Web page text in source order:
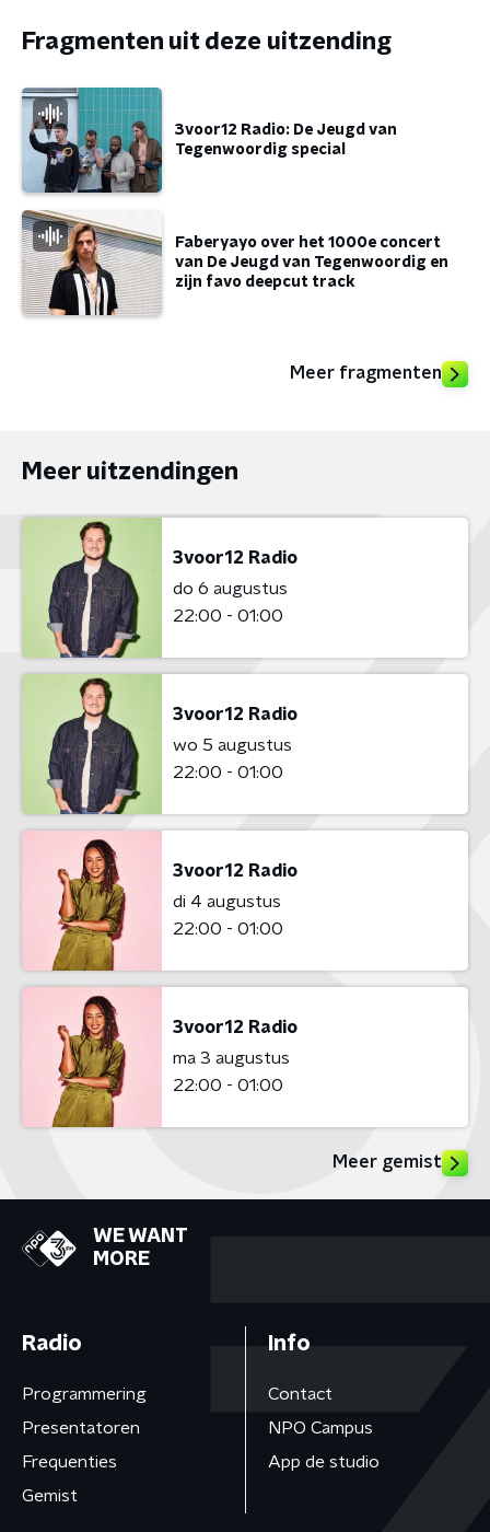
Fragmenten uit deze uitzending
3voor12 Radio: De Jeugd van
Tegenwoordig special
Faberyayo over het 1000e concert
van De Jeugd van Tegenwoordig en
zijn favo deepcut track
Meer fragmenten
Meer uitzendingen
3voor12 Radio
do 6 augustus
22:00 - 01:00
3voor12 Radio
wo 5 augustus
22:00 - 01:00
3voor12 Radio
di 4 augustus
22:00 - 01:00
3voor12 Radio
ma 3 augustus
22:00 - 01:00
Meer gemist
WE WANT
MORE
Radio
Programmering
Presentatoren
Frequenties
Gemist
Info
Contact
NPO Campus
App de studio